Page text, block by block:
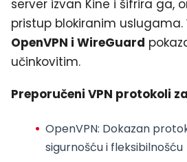
server izvan Kine i šifrira ga,
pristup blokiranim uslugama.
OpenVPN i WireGuard
učinkovitim.
Preporučeni VPN protokoli
OpenVPN: Dokazan
sigurnošću i fleksibilnošću